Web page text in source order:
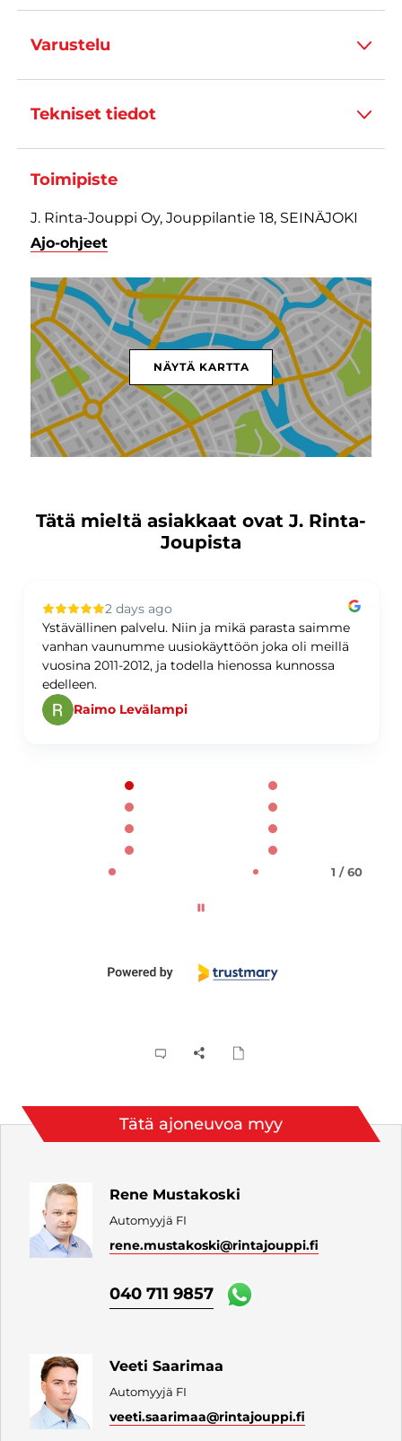
Varustelu
Tekniset tiedot
Toimipiste
J. Rinta-Jouppi Oy, Jouppilantie 18, SEINÄJOKI
Ajo-ohjeet
NÄYTÄ KARTTA
Tätä mieltä asiakkaat ovat J. Rinta-
Joupista
2 days ago
Ystävällinen palvelu. Niin ja mikä parasta saimme
vanhan vaunumme uusiokäyttöön joka oli meillä
vuosina 2011-2012, ja todella hienossa kunnossa
edelleen.
Raimo Levälampi
1 / 60
Tätä ajoneuvoa myy
Rene Mustakoski
Automyyjä FI
rene.mustakoski@rintajouppi.fi
040 711 9857
Veeti Saarimaa
Automyyjä FI
veeti.saarimaa@rintajouppi.fi